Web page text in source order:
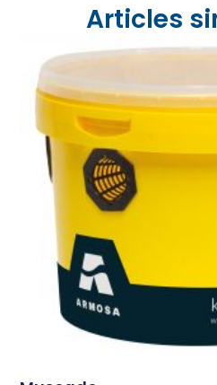
Articles